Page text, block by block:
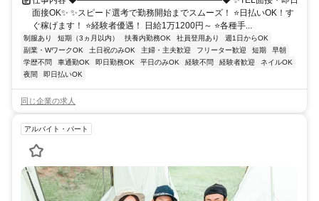
面接OK✨ ✨スピード選考で勤務開始までスムーズ！ ⭐日払いOK！す
ぐ稼げます！ ⭐経験者優遇！ 日給1万1200円～ ⭐各種手...
制服あり 短期（3ヵ月以内） 扶養内勤務OK 社員登用あり
週1日からOK
副業・WワークOK
土日祝のみOK 主婦・主夫歓迎 フリーター歓迎 短期
早朝
学歴不問
車通勤OK 即日勤務OK 平日のみOK 経験不問 経験者歓迎
ネイルOK
夜間
即日払いOK
同じ企業の求人
アルバイト・パート